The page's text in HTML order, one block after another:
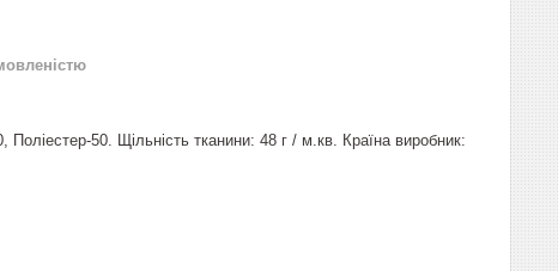
50. Щільність тканини: 48 г / м.кв. Країна виробник: